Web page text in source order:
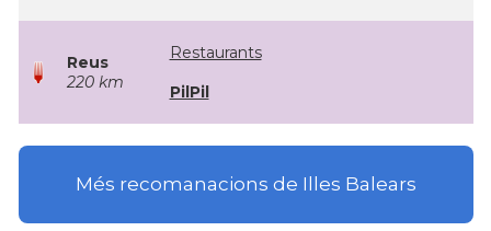
Reus
220 km
Restaurants
PilPil
Més recomanacions de Illes Balears